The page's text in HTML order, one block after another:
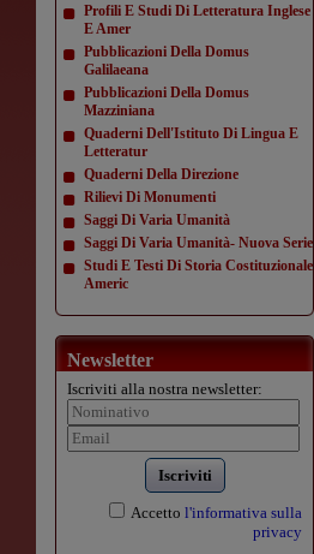
Profili E Studi Di Letteratura Inglese
E Amer
Pubblicazioni Della Domus
Galilaeana
Pubblicazioni Della Domus
Mazziniana
Quaderni Dell'Istituto Di Lingua E
Letteratur
Quaderni Della Direzione
Rilievi Di Monumenti
Saggi Di Varia Umanità
Saggi Di Varia Umanità- Nuova Serie
Studi E Testi Di Storia Costituzionale
Americ
Newsletter
Iscriviti alla nostra newsletter:
Iscriviti
Accetto l'informativa sulla
privacy